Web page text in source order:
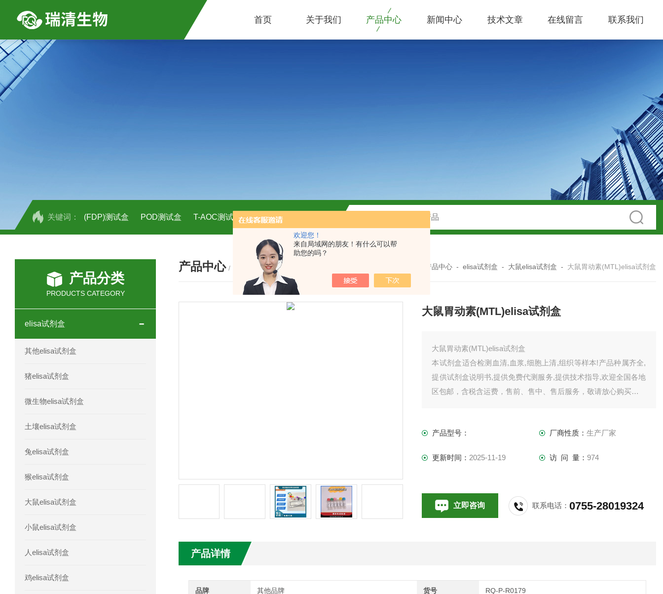
欢迎您！
来自局域网的朋友！有什么可以帮
助您的吗？
首页 关于我们 产品中心 新闻中心 技术文章 在线留言 联系我们
关键词： (FDP)测试盒 POD测试盒 T-AOC测试盒 H2O2测试盒厂家供应
小鼠CALP试剂盒
人全式钴氨素2(HTSB2)elisa试剂盒现货
人鞘脂(SPH)elisa试剂盒现货速发
人蓝氏贾第虫(GL)elisa试剂盒厂家直销
产品分类
PRODUCTS CATEGORY
elisa试剂盒
其他elisa试剂盒
猪elisa试剂盒
微生物elisa试剂盒
土壤elisa试剂盒
兔elisa试剂盒
猴elisa试剂盒
大鼠elisa试剂盒
小鼠elisa试剂盒
人elisa试剂盒
鸡elisa试剂盒
产品中心 / PRODUCTS 产品中心 - elisa试剂盒 - 大鼠elisa试剂盒 - 大鼠胃动素(MTL)elisa试剂盒
大鼠胃动素(MTL)elisa试剂盒
大鼠胃动素(MTL)elisa试剂盒
本试剂盒适合检测血清,血浆,细胞上清,组织等样本!产品种属齐全,
提供试剂盒说明书,提供免费代测服务,提供技术指导,欢迎全国各地
区包邮，含税含运费，售前、售中、售后服务，敬请放心购买。
产品型号：
厂商性质： 生产厂家
更新时间： 2025-11-19 访 问 量： 974
立即咨询 联系电话：0755-28019324
产品详情
品牌 其他品牌 货号 RQ-P-R0179